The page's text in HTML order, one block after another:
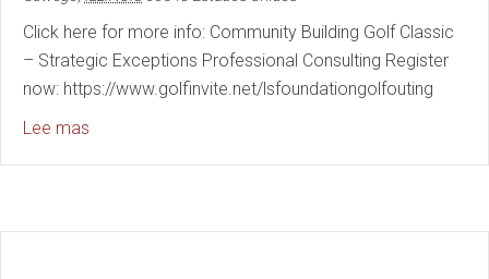
Click here for more info: Community Building Golf Classic
– Strategic Exceptions Professional Consulting Register
now: https://www.golfinvite.net/lsfoundationgolfouting
Lee mas